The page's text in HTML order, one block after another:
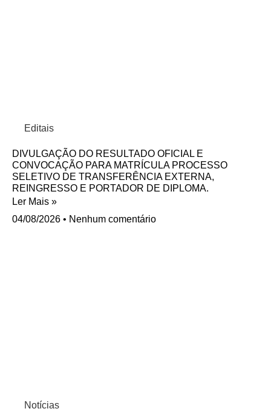
Editais
DIVULGAÇÃO DO RESULTADO OFICIAL E
CONVOCAÇÃO PARA MATRÍCULA PROCESSO
SELETIVO DE TRANSFERÊNCIA EXTERNA,
REINGRESSO E PORTADOR DE DIPLOMA.
Ler Mais »
04/08/2026
Nenhum comentário
Notícias